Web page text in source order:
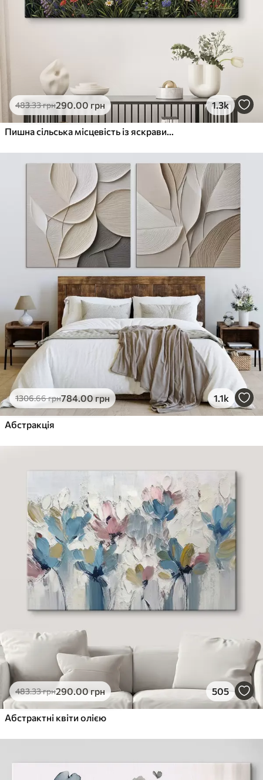
483.33грн290.00 грн 1.3k
Пишна сільська місцевість із яскравим лугом диких квітів, наповненим різнокольоровими квітами під хмарним небом
1306.66грн784.00грн 1.1k
Абстракція
483.33грн290.00грн 505
Абстрактні квіти олією